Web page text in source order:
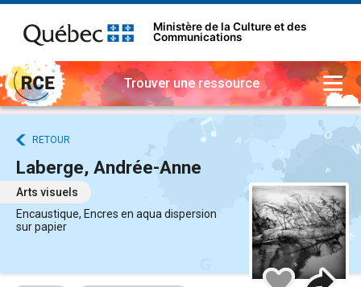
Ministère de la Culture et des
Communications
Trouver une ressource
RETOUR
Laberge, Andrée-Anne
Arts visuels
Encaustique, Encres en aqua dispersion
sur papier
Ajouter